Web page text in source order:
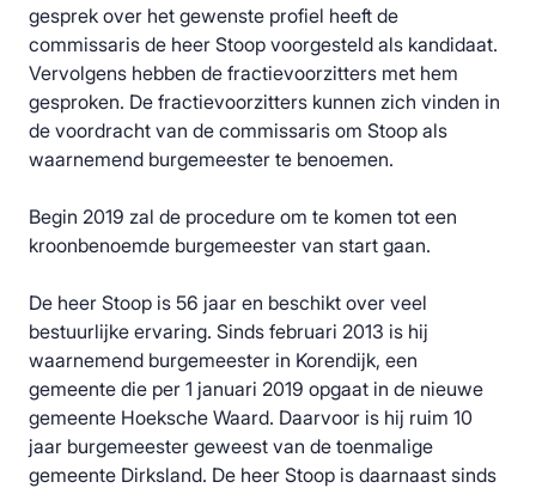
gesprek over het gewenste profiel heeft de
commissaris de heer Stoop voorgesteld als kandidaat.
Vervolgens hebben de fractievoorzitters met hem
gesproken. De fractievoorzitters kunnen zich vinden in
de voordracht van de commissaris om Stoop als
waarnemend burgemeester te benoemen.
Begin 2019 zal de procedure om te komen tot een
kroonbenoemde burgemeester van start gaan.
De heer Stoop is 56 jaar en beschikt over veel
bestuurlijke ervaring. Sinds februari 2013 is hij
waarnemend burgemeester in Korendijk, een
gemeente die per 1 januari 2019 opgaat in de nieuwe
gemeente Hoeksche Waard. Daarvoor is hij ruim 10
jaar burgemeester geweest van de toenmalige
gemeente Dirksland. De heer Stoop is daarnaast sinds